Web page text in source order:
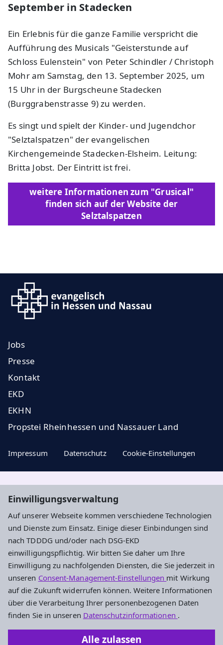
Einwilligungsverwaltung
Auf unserer Webseite kommen verschiedene Technologien
und Dienste zum Einsatz. Einige dieser Einbindungen sind
nach TDDDG und/oder nach DSG-EKD
einwilligungspflichtig. Wir bitten Sie daher um Ihre
Einwilligung zu nachfolgenden Diensten, die Sie jederzeit in
unseren Consent-Management-Einstellungen mit Wirkung
auf die Zukunft widerrufen können. Weitere Informationen
über die Verarbeitung Ihrer personenbezogenen Daten
finden Sie in unseren Datenschutzinformationen .
Alle zulassen
September in Stadecken
Ein Erlebnis für die ganze Familie verspricht die
Aufführung des Musicals "Geisterstunde auf
Schloss Eulenstein" von Peter Schindler / Christoph
Mohr am Samstag, den 13. September 2025, um
15 Uhr in der Burgscheune Stadecken
(Burggrabenstrasse 9) zu werden.
Es singt und spielt der Kinder- und Jugendchor
"Selztalspatzen" der evangelischen
Kirchengemeinde Stadecken-Elsheim. Leitung:
Britta Jobst. Der Eintritt ist frei.
weitere Informationen zum "Grusical"
finden sich auf der Website der
Selztalspatzen
Jobs
Presse
Kontakt
EKD
EKHN
Propstei Rheinhessen und Nassauer Land
Impressum Datenschutz Cookie-Einstellungen
Aktuelle Nachrichten, geistige Impulse und
Veranstaltungstipps ...
Newsletter entdecken
Evangelisches Dekanat Ingelheim-
Oppenheim
Am Hahnenbusch 14b
55268 Nieder-Olm